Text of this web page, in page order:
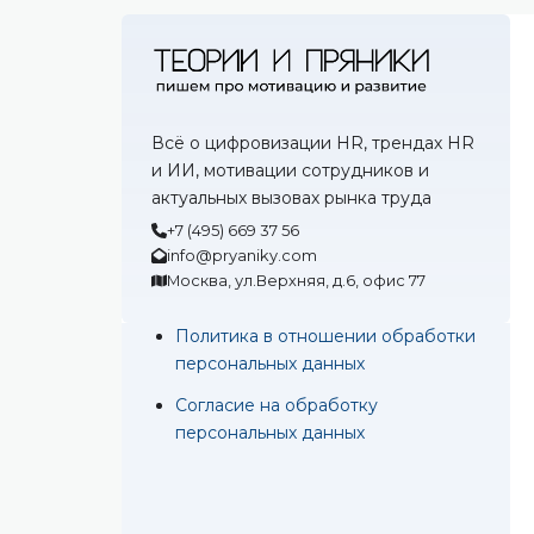
Всё о цифровизации HR, трендах HR
и ИИ, мотивации сотрудников и
актуальных вызовах рынка труда
+7 (495) 669 37 56
info@pryaniky.com
Москва, ул.Верхняя, д.6, офис 77
Политика в отношении обработки
персональных данных
Согласие на обработку
персональных данных